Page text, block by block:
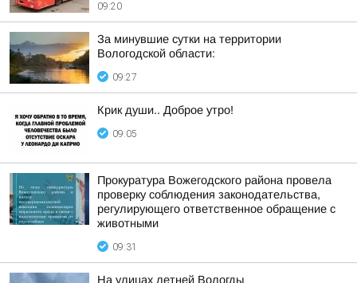
09:20
За минувшие сутки на территории
Вологодской области:
09:27
Крик души.. Доброе утро!
09:05
Прокуратура Вожегодского района провела
проверку соблюдения законодательства,
регулирующего ответственное обращение с
животными
09:31
На улицах летней Вологды